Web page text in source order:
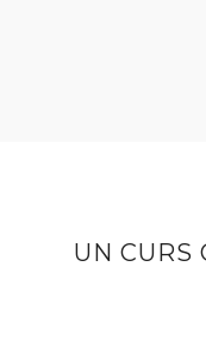
UN CURS